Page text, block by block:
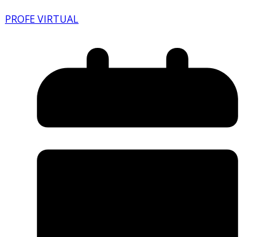
PROFE VIRTUAL